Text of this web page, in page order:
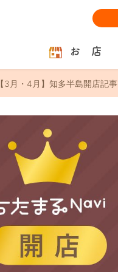
お 店
【3月・4月】知多半島開店記